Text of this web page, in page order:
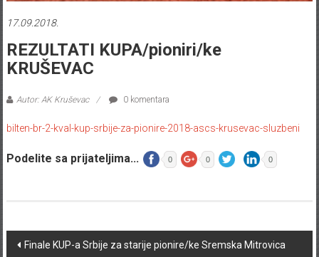
17.09.2018.
REZULTATI KUPA/pioniri/ke
KRUŠEVAC
Autor: AK Kruševac 0 komentara
bilten-br-2-kval-kup-srbije-za-pionire-2018-ascs-krusevac-sluzbeni
Podelite sa prijateljima... 0 0 0
Post navigation
Finale KUP-a Srbije za starije pionire/ke Sremska Mitrovica